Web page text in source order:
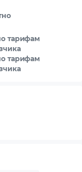
тарифам
тарифам